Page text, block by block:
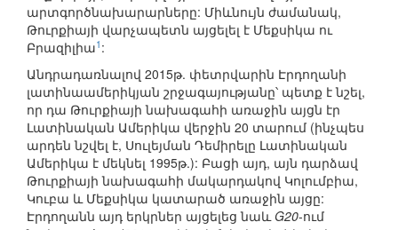
արտգործնախարարները: Միևնույն ժամանակ,
Թուրքիայի վարչապետն այցելել է Մեքսիկա ու
Բրազիլիա1 :
Անդրադառնալով 2015թ. փետրվարին Էրդողանի
լատինաամերիկյան շրջագայությանը՝ պետք է նշել,
որ դա Թուրքիայի նախագահի առաջին այցն էր
Լատինական Ամերիկա վերջին 20 տարում (ինչպես
արդեն նշվել է, Սուլեյման Դեմիրելը Լատինական
Ամերիկա է մեկնել 1995թ.): Բացի այդ, այն դարձավ
Թուրքիայի նախագահի մակարդակով Կոլումբիա,
Կուբա և Մեքսիկա կատարած առաջին այցը:
Էրդողանն այդ երկրներ այցելեց նաևG20-ում